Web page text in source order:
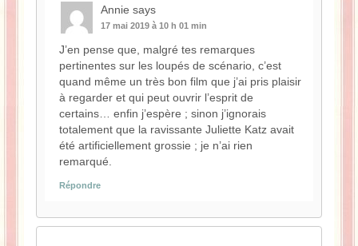
Annie says
17 mai 2019 à 10 h 01 min
J’en pense que, malgré tes remarques
pertinentes sur les loupés de scénario, c’est
quand même un très bon film que j’ai pris plaisir
à regarder et qui peut ouvrir l’esprit de
certains… enfin j’espère ; sinon j’ignorais
totalement que la ravissante Juliette Katz avait
été artificiellement grossie ; je n’ai rien
remarqué.
Répondre